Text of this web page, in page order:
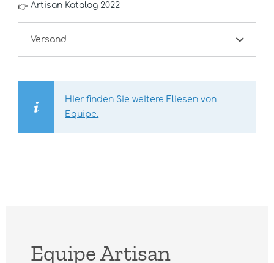
👉 Artisan Katalog 2022
Versand
Hier finden Sieweitere Fliesen von
Equipe.
Equipe Artisan